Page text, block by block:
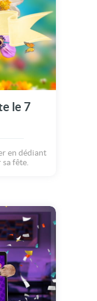
le 7
en dédiant
fête.